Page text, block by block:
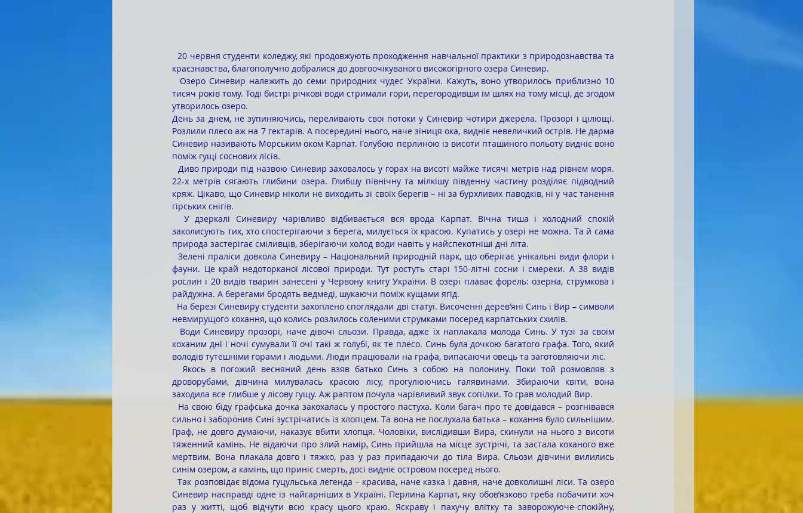
  20 червня студенти коледжу, які продовжують проходження навчальної практики з природознавства та
краєзнавства, благополучно добралися до довгоочікуваного високогірного озера Синевир.
тисяч років тому. Тоді бистрі річкові води стримали гори, перегородивши їм шлях на тому місці, де згодом
утворилось озеро.
День за днем, не зупиняючись, переливають свої потоки у Синевир чотири джерела. Прозорі і цілющі.
Розлили плесо аж на 7 гектарів. А посередині нього, наче зіниця ока, видніє невеличкий острів. Не дарма
Синевир називають Морським оком Карпат. Голубою перлиною із висоти пташиного польоту видніє воно
поміж гущі соснових лісів.
22-х метрів сягають глибини озера. Глибшу північну та мілкішу південну частину розділяє підводний
кряж. Цікаво, що Синевир ніколи не виходить зі своїх берегів – ні за бурхливих паводків, ні у час танення
гірських снігів.
заколисують тих, хто спостерігаючи з берега, милується їх красою. Купатись у озері не можна. Та й сама
природа застерігає сміливців, зберігаючи холод води навіть у найспекотніші дні літа.
  Зелені праліси довкола Синевиру – Національний природній парк, що оберігає унікальні види флори і
фауни. Це край недоторканої лісової природи. Тут ростуть старі 150-літні сосни і смереки. А 38 видів
рослин і 20 видів тварин занесені у Червону книгу України. В озері плаває форель: озерна, струмкова і
райдужна. А берегами бродять ведмеді, шукаючи поміж кущами ягід.
невмирущого кохання, що колись розлилось соленими струмками посеред карпатських схилів.
коханим дні і ночі сумували її очі такі ж голубі, як те плесо. Синь була дочкою багатого графа. Того, який
володів тутешніми горами і людьми. Люди працювали на графа, випасаючи овець та заготовляючи ліс.
  Якось в погожий весняний день взяв батько Синь з собою на полонину. Поки той розмовляв з
дроворубами, дівчина милувалась красою лісу, прогулюючись галявинами. Збираючи квіти, вона
заходила все глибше у лісову гущу. Аж раптом почула чарівливий звук сопілки. То грав молодий Вир.
сильно і заборонив Сині зустрічатись із хлопцем. Та вона не послухала батька – кохання було сильнішим.
Граф, не довго думаючи, наказує вбити хлопця. Чоловіки, вислідивши Вира, скинули на нього з висоти
тяженний камінь. Не відаючи про злий намір, Синь прийшла на місце зустрічі, та застала коханого вже
мертвим. Вона плакала довго і тяжко, раз у раз припадаючи до тіла Вира. Сльози дівчини вилились
синім озером, а камінь, що приніс смерть, досі видніє островом посеред нього.
  Так розповідає відома гуцульська легенда – красива, наче казка і давня, наче довколишні ліси. Та озеро
Синевир насправді одне із найгарніших в Україні. Перлина Карпат, яку обов’язково треба побачити хоч
раз у житті, щоб відчути всю красу цього краю. Яскраву і пахучу влітку та заворожуюче-спокійну,